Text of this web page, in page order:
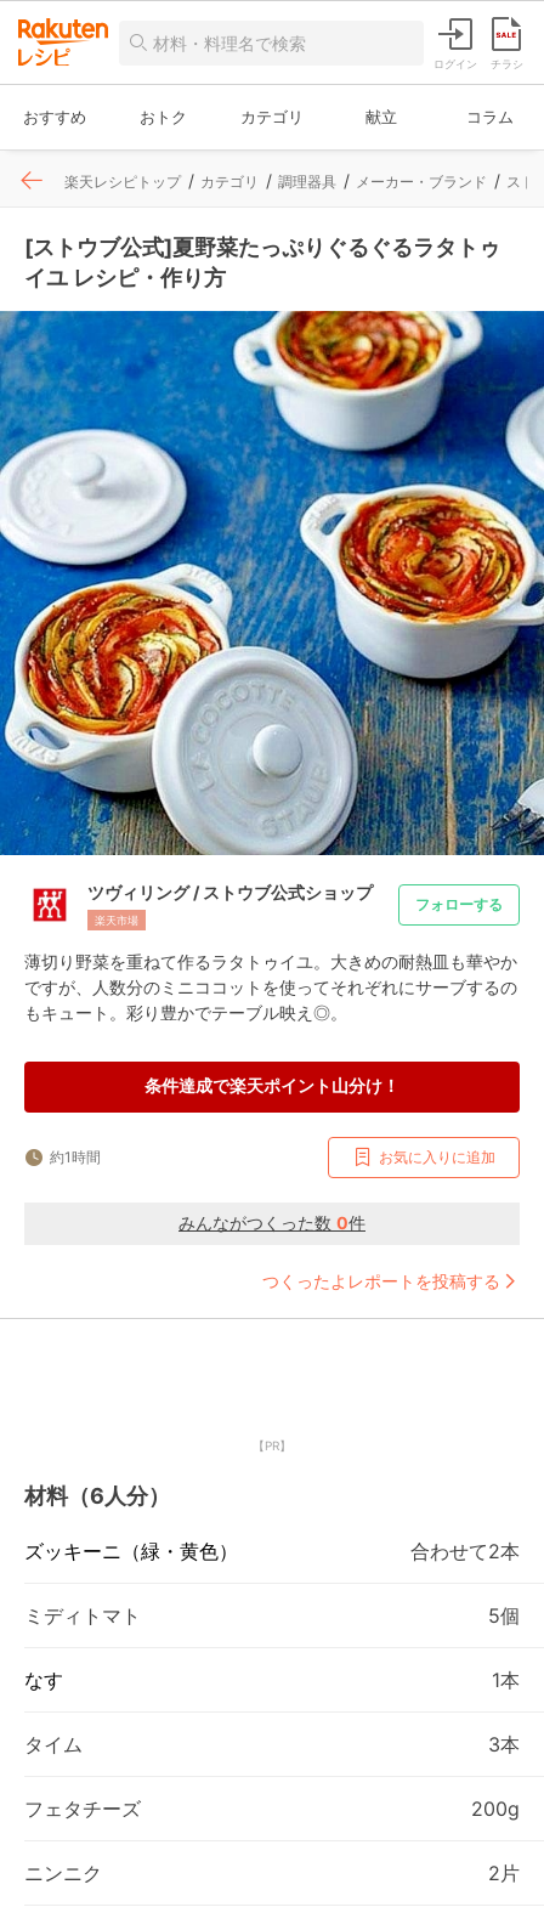
ログイン チラシ
おすすめ おトク カテゴリ 献立 コラム
楽天レシピトップ カテゴリ 調理器具 メーカー・ブランド スト
[ストウブ公式]夏野菜たっぷりぐるぐるラタトゥ
イユ レシピ・作り方
ツヴィリング / ストウブ公式ショップ
楽天市場
フォローする
薄切り野菜を重ねて作るラタトゥイユ。大きめの耐熱皿も華やか
ですが、人数分のミニココットを使ってそれぞれにサーブするの
もキュート。彩り豊かでテーブル映え◎。
条件達成で楽天ポイント山分け！
約1時間 お気に入りに追加
みんながつくった数 0件
つくったよレポートを投稿する
【PR】
材料（6人分）
ズッキーニ（緑・黄色） 合わせて2本
ミディトマト 5個
なす 1本
タイム 3本
フェタチーズ 200g
ニンニク 2片